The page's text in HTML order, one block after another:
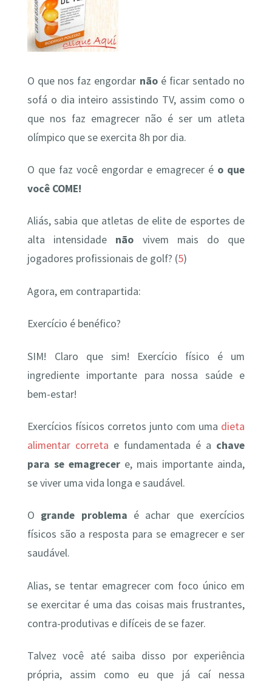
O que nos faz engordar nãoé ficar sentado no
sofá o dia inteiro assistindo TV, assim como o
que nos faz emagrecer não é ser um atleta
olímpico que se exercita 8h por dia.
O que faz você engordar e emagrecer é o que
você COME!
Aliás, sabia que atletas de elite de esportes de
alta intensidade não vivem mais do que
jogadores profissionais de golf? (5)
Agora, em contrapartida:
Exercício é benéfico?
SIM! Claro que sim! Exercício físico é um
ingrediente importante para nossa saúde e
bem-estar!
Exercícios físicos corretos junto com uma dieta
alimentar correta e fundamentada é a chave
para se emagrecere, mais importante ainda,
se viver uma vida longa e saudável.
O grande problema é achar que exercícios
físicos são a resposta para se emagrecer e ser
saudável.
Alias, se tentar emagrecer com foco único em
se exercitar é uma das coisas mais frustrantes,
contra-produtivas e difíceis de se fazer.
Talvez você até saiba disso por experiência
própria, assim como eu que já caí nessa